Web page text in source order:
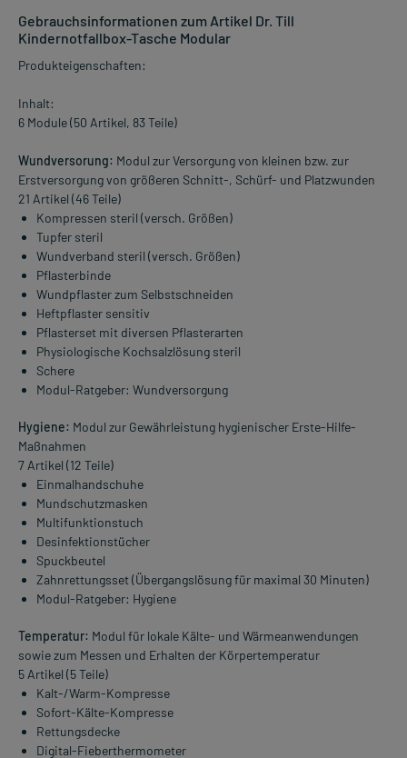
Gebrauchsinformationen zum Artikel Dr. Till
Kindernotfallbox-Tasche Modular
Produkteigenschaften:
Inhalt:
6 Module (50 Artikel, 83 Teile)
Wundversorung: Modul zur Versorgung von kleinen bzw. zur
Erstversorgung von größeren Schnitt-, Schürf- und Platzwunden
21 Artikel (46 Teile)
Kompressen steril (versch. Größen)
Tupfer steril
Wundverband steril (versch. Größen)
Pflasterbinde
Wundpflaster zum Selbstschneiden
Heftpflaster sensitiv
Pflasterset mit diversen Pflasterarten
Physiologische Kochsalzlösung steril
Schere
Modul-Ratgeber: Wundversorgung
Hygiene: Modul zur Gewährleistung hygienischer Erste-Hilfe-
Maßnahmen
7 Artikel (12 Teile)
Einmalhandschuhe
Mundschutzmasken
Multifunktionstuch
Desinfektionstücher
Spuckbeutel
Zahnrettungsset (Übergangslösung für maximal 30 Minuten)
Modul-Ratgeber: Hygiene
Temperatur: Modul für lokale Kälte- und Wärmeanwendungen
sowie zum Messen und Erhalten der Körpertemperatur
5 Artikel (5 Teile)
Kalt-/Warm-Kompresse
Sofort-Kälte-Kompresse
Rettungsdecke
Digital-Fieberthermometer